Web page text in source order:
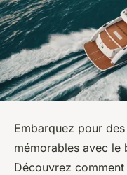
Embarquez pour
mémorables avec le
Découvrez